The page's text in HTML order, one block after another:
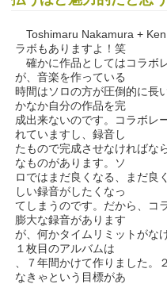
Toshimaru Nakamura +
ラボもありますよ！笑
確かに作品としてはコラボ
が、音楽を作っている
時間はソロの方が圧倒的に長
かなか自分の作品を完
成出来ないのです。コラボレ
れていますし、録音し
たもので完成させなければな
なものがあります。ソ
ロではまだ良くなる、まだ良
しい録音がしたくなっ
てしまうのです。だから、コ
膨大な録音があります
が、何かタイムリミットがな
１枚目のアルバムは
、７年間かけて作りました
なきゃという目標があ